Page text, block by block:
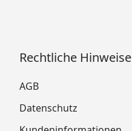
Rechtliche Hinweise
AGB
Datenschutz